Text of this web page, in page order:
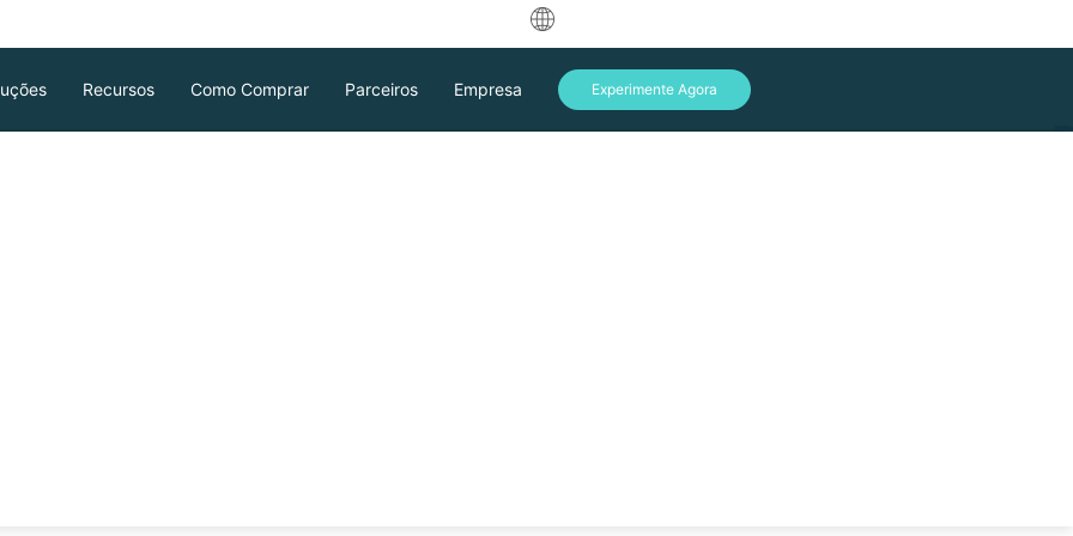
中文
English
Recursos Como Comprar Parceiros Empresa Experimente Agora
plataformas baseadas no KVM,
rede, backup e alta